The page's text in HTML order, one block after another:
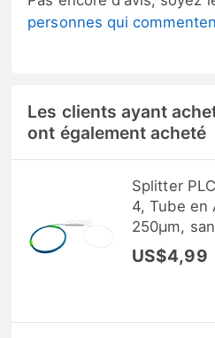
personnes qui
Les clients ayant
ont également acheté
Splitter
4, Tube en
250μm,
Monomode
US$4,99